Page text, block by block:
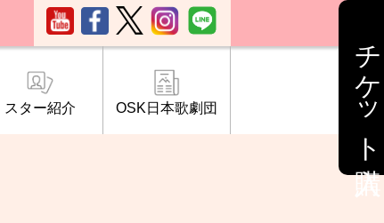
チケット購入
スター紹介 OSK日本歌劇団